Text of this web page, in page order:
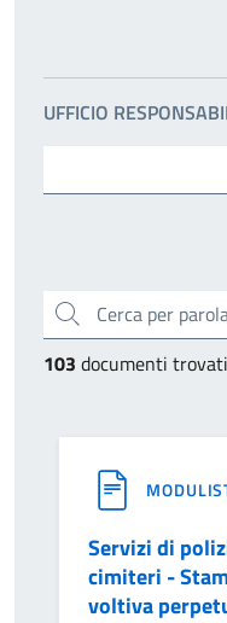
Cerca per
103 documenti trovati
Servizi di
cimiteri -
voltiva
UFFICIO